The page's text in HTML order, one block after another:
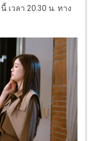
เวลา 20.30 น. ทาง